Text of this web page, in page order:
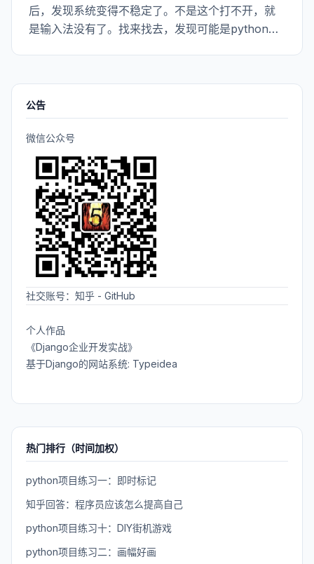
后，发现系统变得不稳定了。不是这个打不开，就
是输入法没有了。找来找去，发现可能是python的
公告
微信公众号
社交账号： 知乎 - GitHub
个人作品
《Django企业开发实战》
基于Django的网站系统: Typeidea
热门排行（时间加权）
python项目练习一：即时标记
知乎回答：程序员应该怎么提高自己
python项目练习十：DIY街机游戏
python项目练习二：画幅好画